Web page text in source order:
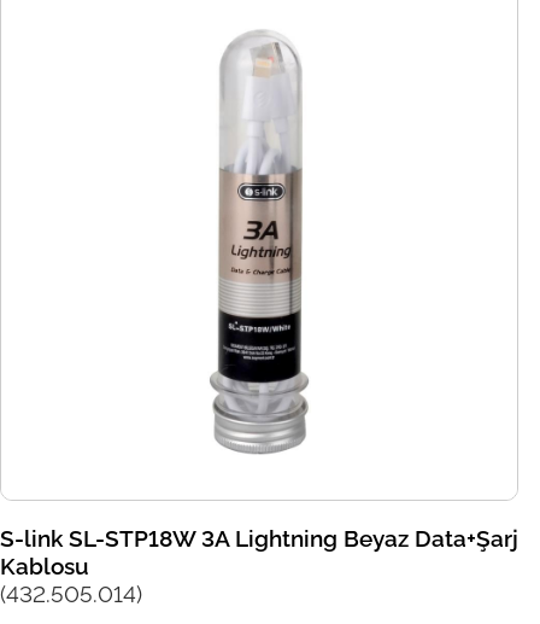
S-link SL-STP18W 3A Lightning Beyaz Data+Şarj
Kablosu
(432.505.014)